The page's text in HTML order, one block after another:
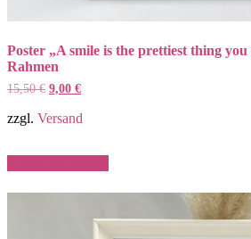
Poster „A smile is the prettiest thing
Rahmen
15,50€ Ursprünglicher
war:
9,00 €Aktueller
ist:
zzgl. Versand